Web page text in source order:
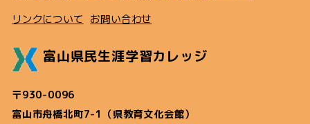
リンクについて お問い合わせ
富山県民生涯学習カレッジ
〒930-0096
富山市舟橋北町7-1（県教育文化会館）